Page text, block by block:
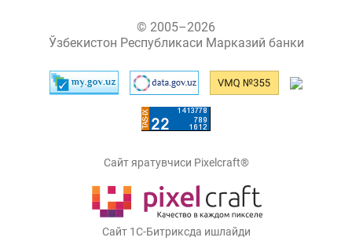
© 2005–2026
Ўзбекистон Республикаси Марказий банки
Сайт яратувчиси Pixelcraft®
Сайт 1C-Битриксда ишлайди